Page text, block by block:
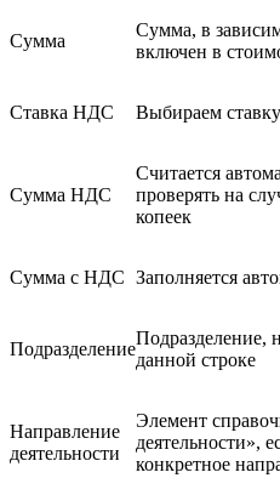
Сумма
Сумма, в
включен в
Ставка НДС Выбираем
Сумма НДС
Считается
проверять на
копеек
Сумма с НДС Заполняется
Подразделение
Подразделение,
данной строке
Направление
деятельности
Элемент
деятельности»,
конкретное